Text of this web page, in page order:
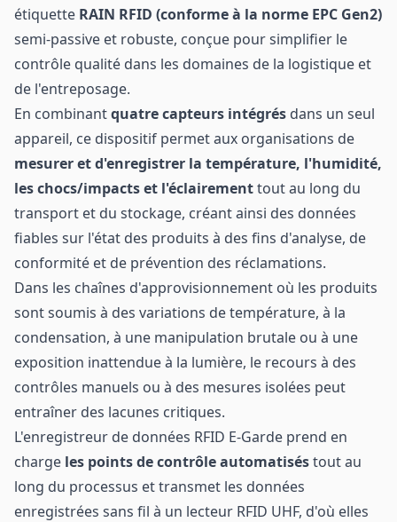
étiquette RAIN RFID (conforme à la norme EPC Gen2)
semi-passive et robuste, conçue pour simplifier le
contrôle qualité dans les domaines de la logistique et
de l'entreposage.
En combinantquatre capteurs intégrés dans un seul
appareil, ce dispositif permet aux organisations de
mesurer et d'enregistrer la température, l'humidité,
les chocs/impacts et l'éclairementtout au long du
transport et du stockage, créant ainsi des données
fiables sur l'état des produits à des fins d'analyse, de
conformité et de prévention des réclamations.
Dans les chaînes d'approvisionnement où les produits
sont soumis à des variations de température, à la
condensation, à une manipulation brutale ou à une
exposition inattendue à la lumière, le recours à des
contrôles manuels ou à des mesures isolées peut
entraîner des lacunes critiques.
L'enregistreur de données RFID E-Garde prend en
charge les points de contrôle automatiséstout au
long du processus et transmet les données
enregistrées sans fil à un lecteur RFID UHF, d'où elles